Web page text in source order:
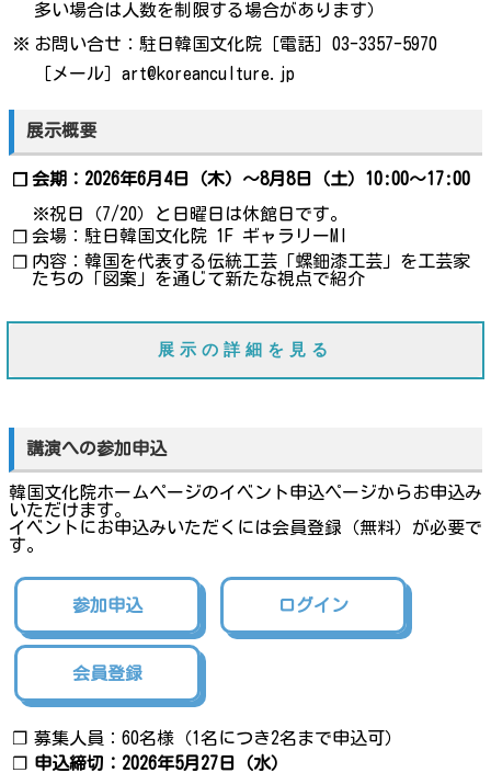
多い場合は人数を制限する場合があります）
※ お問い合せ：駐日韓国文化院［電話］03-3357-5970
［メール］art@koreanculture.jp
展示概要
❐ 会期：2026年6月4日（木）～8月8日（土）10:00～17:00
※祝日（7/20）と日曜日は休館日です。
❐ 会場：駐日韓国文化院 1F ギャラリーMI
❐ 内容：韓国を代表する伝統工芸「螺鈿漆工芸」を工芸家
たちの「図案」を通じて新たな視点で紹介
展示の詳細を見る
講演への参加申込
韓国文化院ホームページのイベント申込ページからお申込み
いただけます。
イベントにお申込みいただくには会員登録（無料）が必要で
す。
参加申込 ログイン
会員登録
❐ 募集人員：60名様（1名につき2名まで申込可）
❐ 申込締切：2026年5月27日（水）